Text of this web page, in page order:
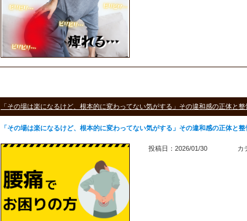
「その場は楽になるけど、根本的に変わってない気がする」その違和感の正体と
「その場は楽になるけど、根本的に変わってない気がする」その違和感の正体と
投稿日：2026/01/30 カ